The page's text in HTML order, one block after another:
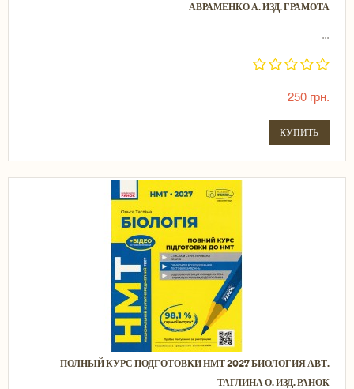
АВРАМЕНКО А. ИЗД. ГРАМОТА
...
250 грн.
КУПИТЬ
ПОЛНЫЙ КУРС ПОДГОТОВКИ НМТ 2027 БИОЛОГИЯ АВТ.
ТАГЛИНА О. ИЗД. РАНОК